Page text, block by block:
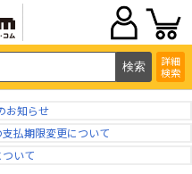
詳細
検索
お知らせ
払期限変更について
いて